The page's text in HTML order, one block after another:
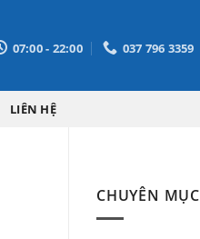
07:00 - 22:00 037 796 3359
LIÊN HỆ
CHUYÊN MỤC